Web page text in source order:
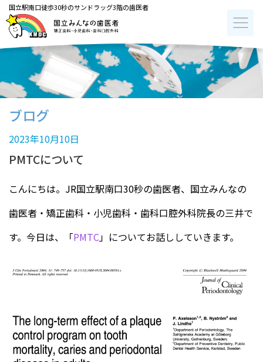
国立駅南口徒歩30秒のサンドラッグ3階の歯医者
ブログ
2023年10月10日
PMTCについて
こんにちは。JR国立駅南口30秒の歯医者、国立みんなの
歯医者・矯正歯科・小児歯科・歯科口腔外科院長の三井で
す。今日は、「PMTC」についてお話ししていきます。